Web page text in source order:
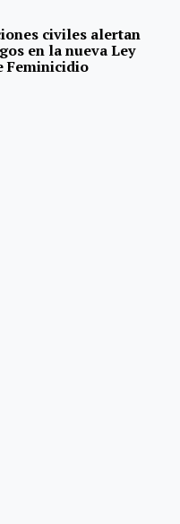
civiles alertan
en la nueva Ley
Feminicidio